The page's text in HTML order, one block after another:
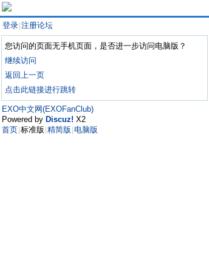
登录 注册论坛
您访问的页面无手机页面，是否进一步访问电脑版？
继续访问
返回上一页
点击此链接进行跳转
EXO中文网(EXOFanClub)
Powered by Discuz! X2
首页 标准版 精简版 电脑版